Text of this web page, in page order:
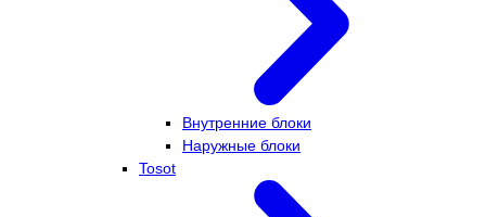
Внутренние блоки
Наружные блоки
Tosot